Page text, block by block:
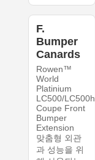
F.
Bumper
Canards
Rowen™
World
Platinium
LC500/LC500h
Coupe Front
Bumper
Extension
맞춤형 외관
과 성능을 위